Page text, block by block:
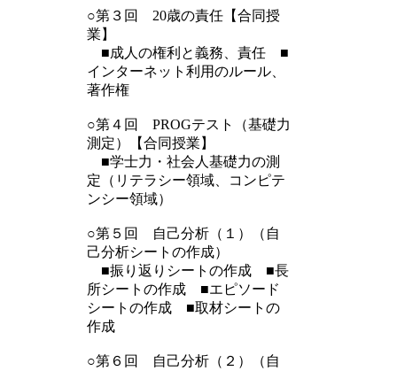
○第３回 20歳の責任【合同授
業】
■成人の権利と義務、責任 ■
インターネット利用のルール、
著作権
○第４回 PROGテスト（基礎力
測定）【合同授業】
■学士力・社会人基礎力の測
定（リテラシー領域、コンピテ
ンシー領域）
○第５回 自己分析（１）（自
己分析シートの作成）
■振り返りシートの作成 ■長
所シートの作成 ■エピソード
シートの作成 ■取材シートの
作成
○第６回 自己分析（２）（自